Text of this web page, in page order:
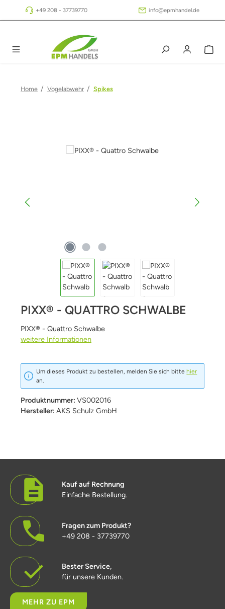
Zum Hauptinhalt springen
+49 208 - 37739770 info@epmhandel.de
Home / Vogelabwehr / Spikes
Bildergalerie überspringen
PIXX® - QUATTRO SCHWALBE
PIXX® - Quattro Schwalbe
weitere Informationen
Um dieses Produkt zu bestellen, melden Sie sich bitte hier
an.
Produktnummer: VS002016
Hersteller: AKS Schulz GmbH
Kauf auf Rechnung
Einfache Bestellung.
Fragen zum Produkt?
+49 208 - 37739770
Bester Service,
für unsere Kunden.
MEHR ZU EPM